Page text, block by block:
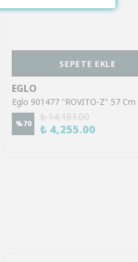
SEPETE EKLE
EGLO
%70
₺ 14,181.00
₺ 4,255.00